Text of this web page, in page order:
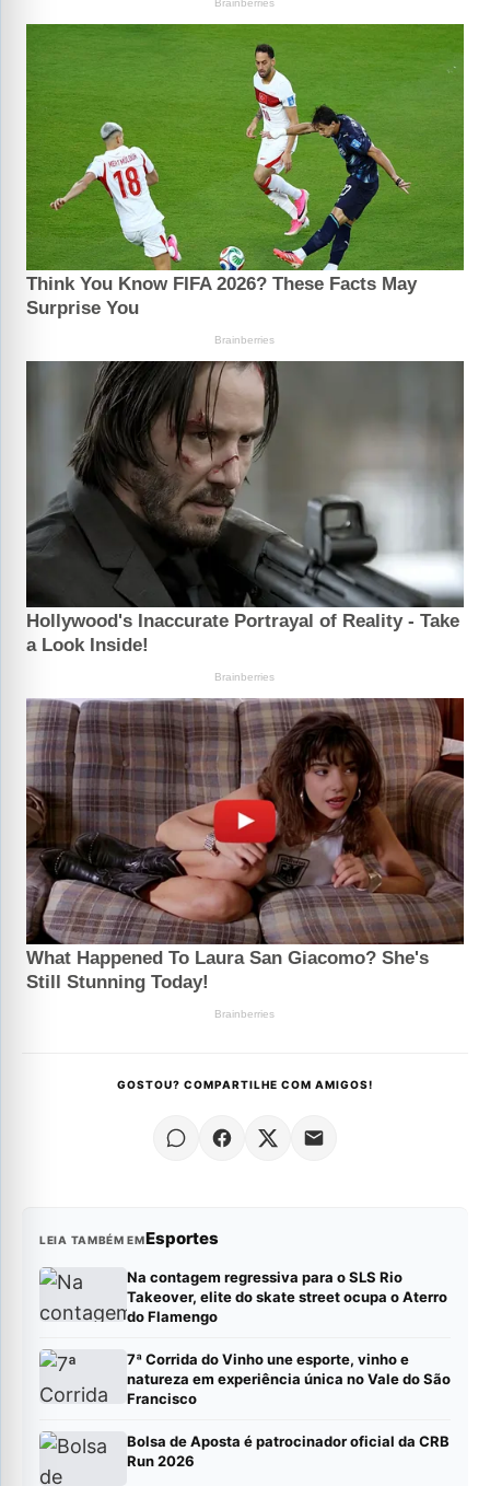
GOSTOU? COMPARTILHE COM AMIGOS!
LEIA TAMBÉM EMEsportes
Na contagem regressiva para o SLS Rio
Takeover, elite do skate street ocupa o Aterro
do Flamengo
7ª Corrida do Vinho une esporte, vinho e
natureza em experiência única no Vale do São
Francisco
Bolsa de Aposta é patrocinador oficial da CRB
Run 2026